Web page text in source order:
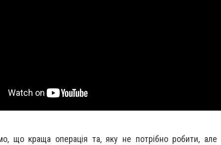
що краща операція та, яку не потрібно робити, але